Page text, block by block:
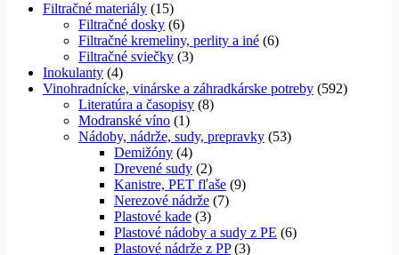
Filtračné materiály (15)
Filtračné dosky (6)
Filtračné kremeliny, perlity a iné (6)
Filtračné sviečky (3)
Inokulanty (4)
Vinohradnícke, vinárske a záhradkárske potreby (592)
Literatúra a časopisy (8)
Modranské víno (1)
Nádoby, nádrže, sudy, prepravky (53)
Demižóny (4)
Drevené sudy (2)
Kanistre, PET fľaše (9)
Nerezové nádrže (7)
Plastové kade (3)
Plastové nádoby a sudy z PE (6)
Plastové nádrže z PP (3)